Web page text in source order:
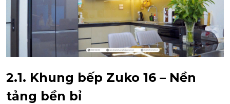
2.1. Khung bếp Zuko 16 – Nền
tảng bền bỉ